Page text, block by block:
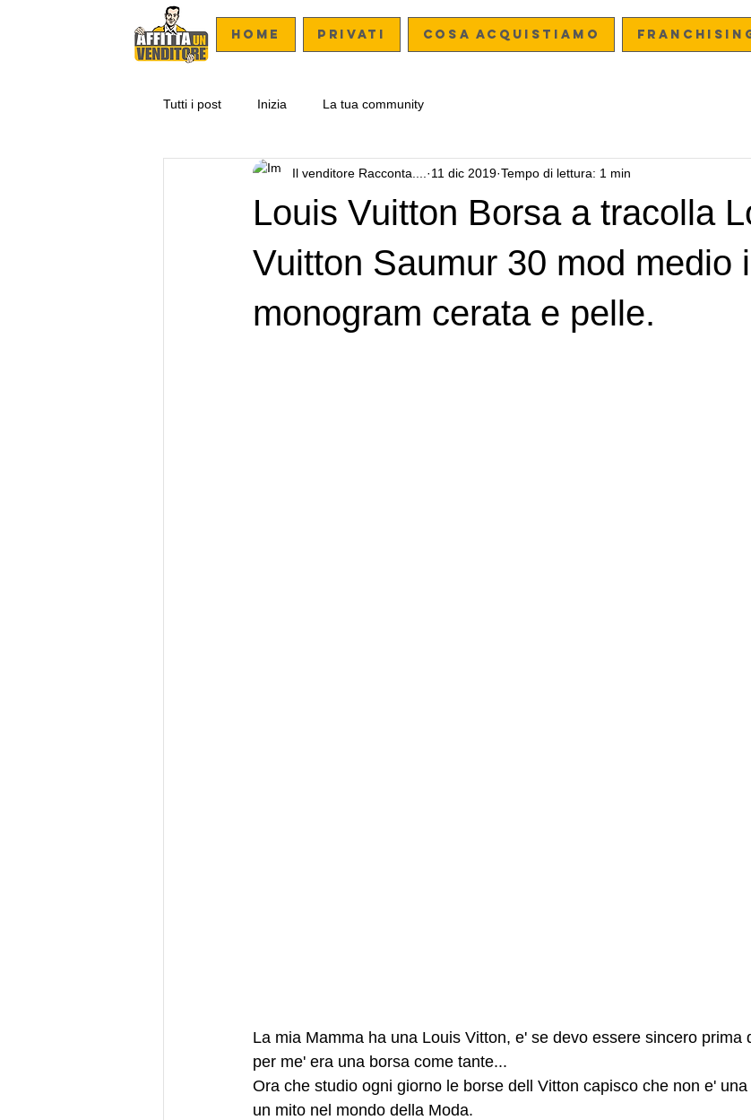
Home PRIVATI Cosa acquistiamo
Tutti i post Inizia La tua community
Louis Vuitton Borsa a tracolla
Vuitton Saumur 30 mod medio
monogram cerata e pelle.
Il venditore Racconta.... 11 dic 2019 Tempo di lettura: 1 min
La mia Mamma ha una Louis Vitton, e' se devo essere sincero prima
per me' era una borsa come tante...
Ora che studio ogni giorno le borse dell Vitton capisco che non e'
un mito nel mondo della Moda.